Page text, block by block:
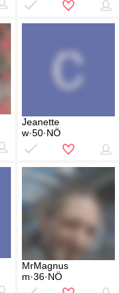
Jeanette
w·50·NÖ
MrMagnus
m·36·NÖ